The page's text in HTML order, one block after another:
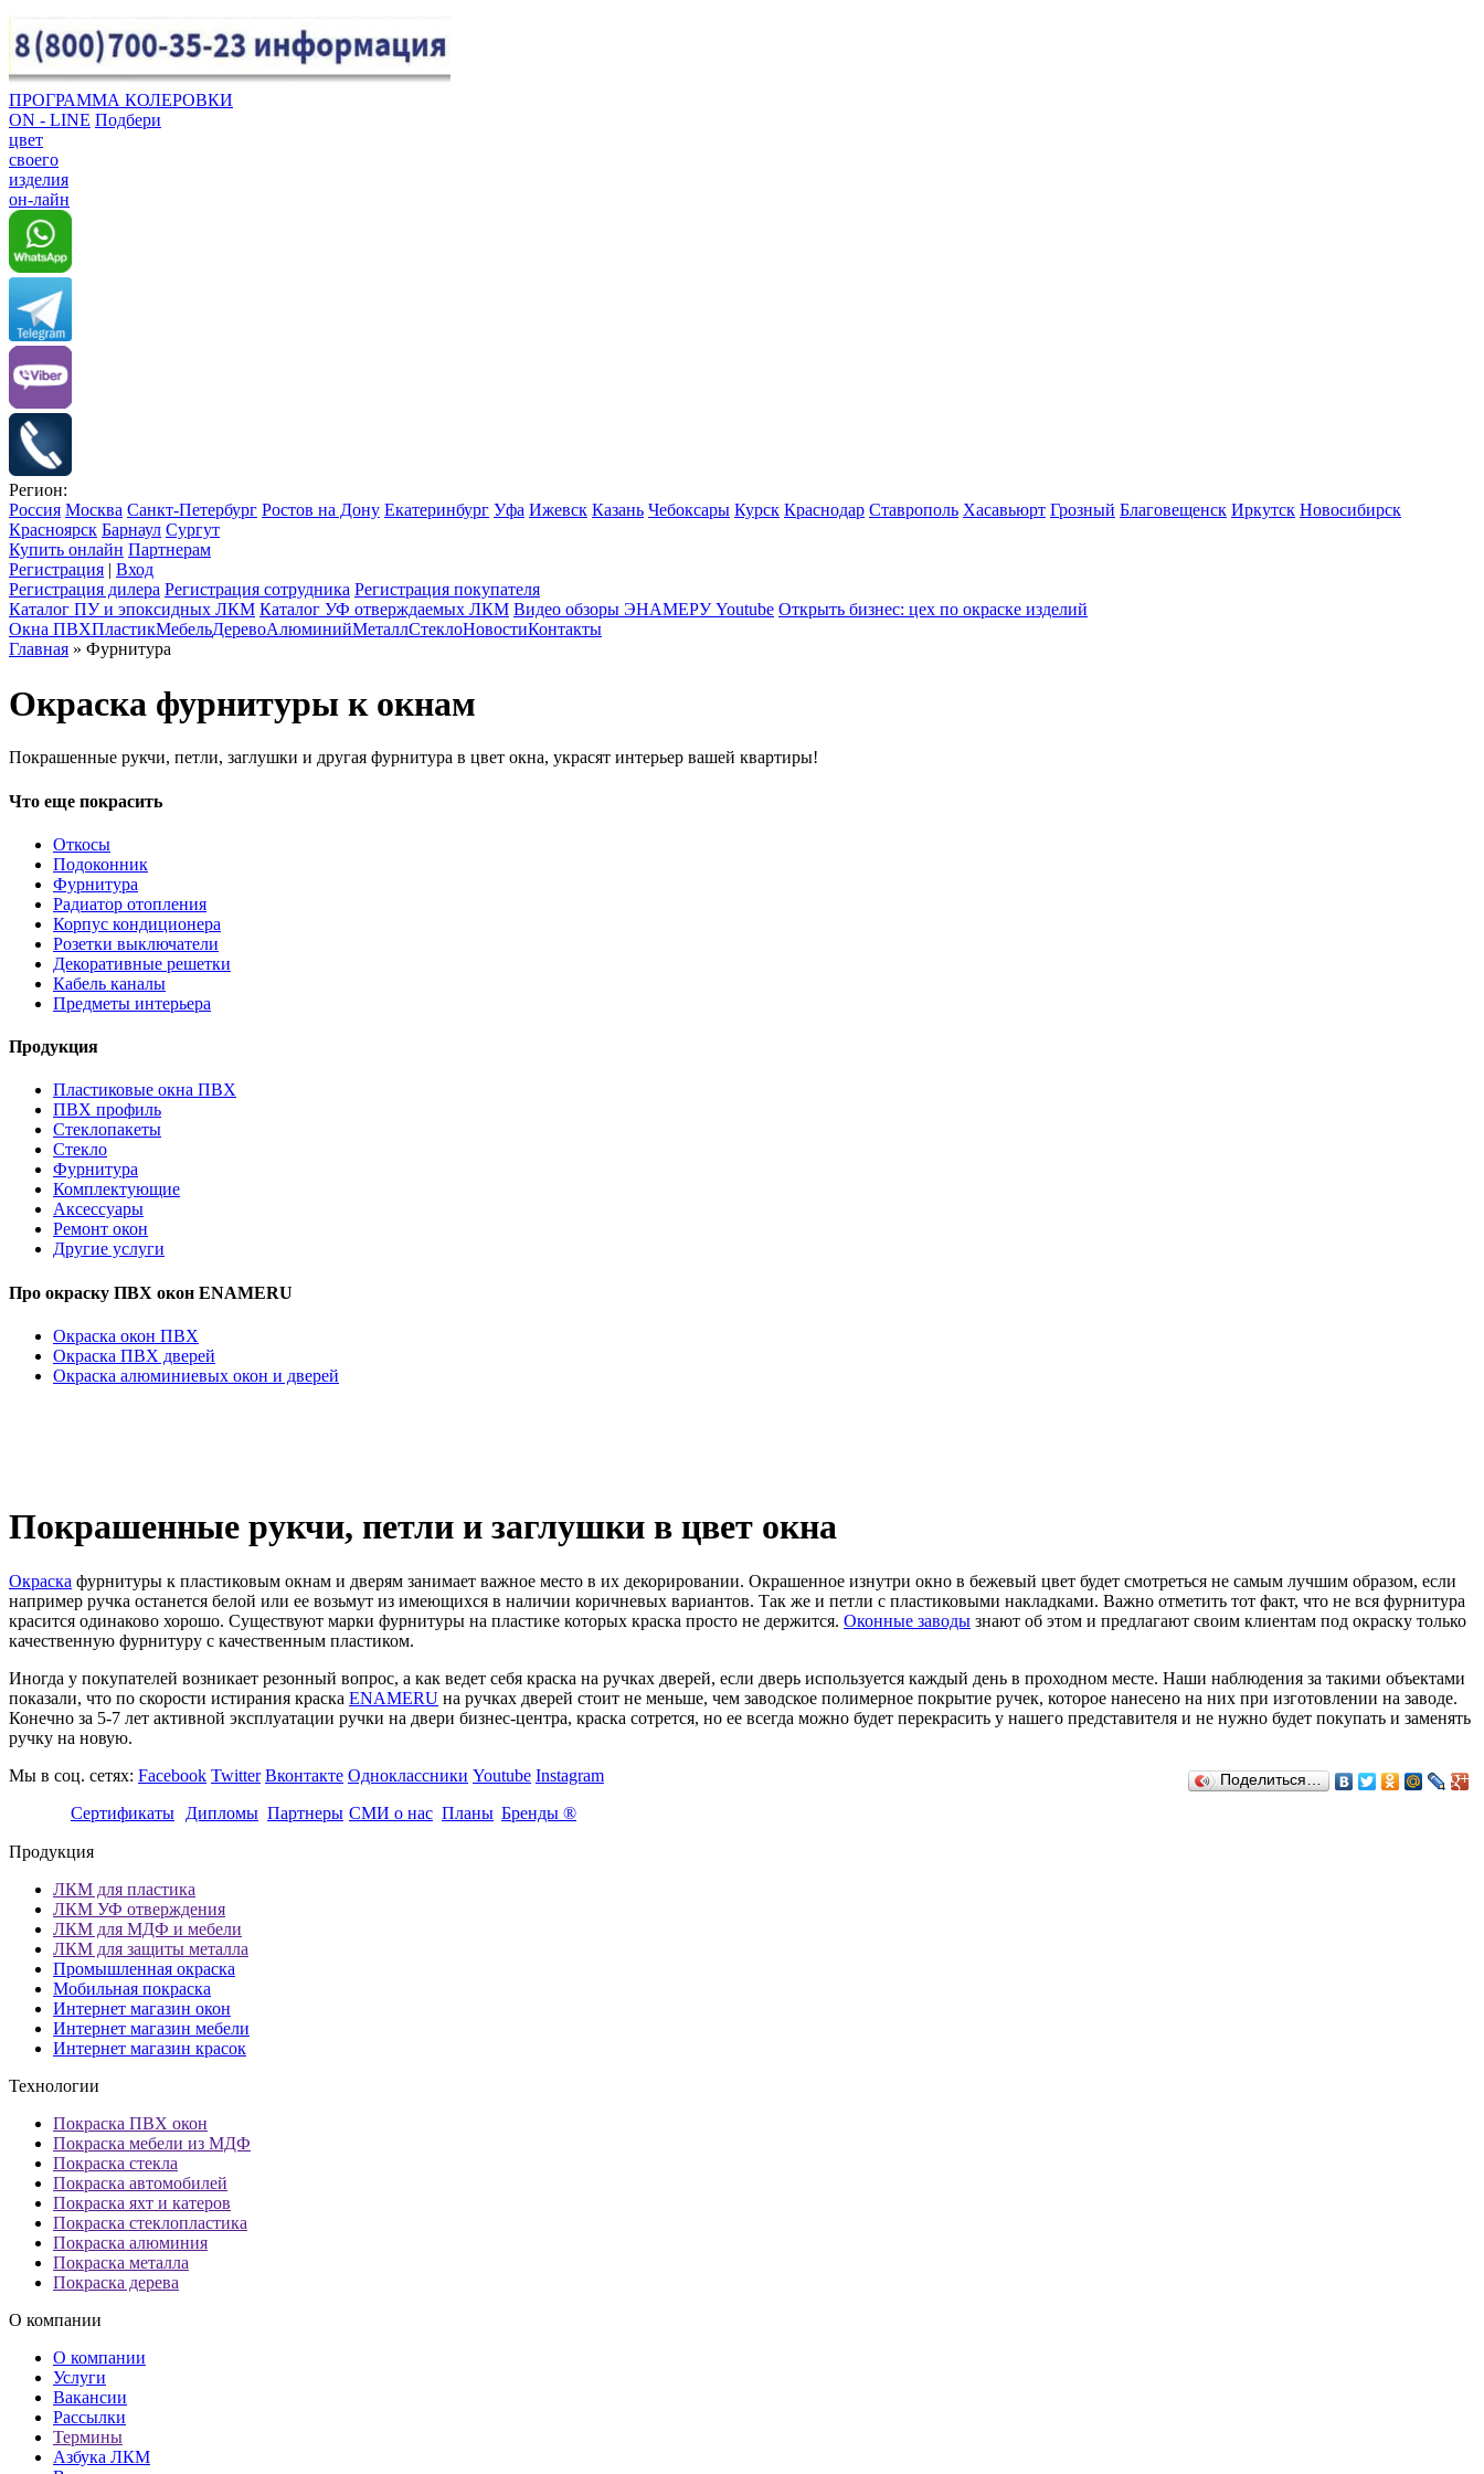
ПРОГРАММА КОЛЕРОВКИ
ON - LINE Подбери
цвет
своего
изделия
он-лайн
Регион:
Россия Москва Санкт-Петербург Ростов на Дону Екатеринбург Уфа Ижевск Казань Чебоксары Курск Краснодар Ставрополь Хасавьюрт Грозный Благовещенск Иркутск Новосибирск
Красноярск Барнаул Сургут
Купить онлайн Партнерам
Регистрация | Вход
Регистрация дилера Регистрация сотрудника Регистрация покупателя
Каталог ПУ и эпоксидных ЛКМ Каталог УФ отверждаемых ЛКМ Видео обзоры ЭНАМЕРУ Youtube Открыть бизнес: цех по окраске изделий
Окна ПВХПластикМебельДеревоАлюминийМеталлСтеклоНовостиКонтакты
Главная » Фурнитура
Окраска фурнитуры к окнам
Покрашенные рукчи, петли, заглушки и другая фурнитура в цвет окна, украсят интерьер вашей квартиры!
Что еще покрасить
Откосы
Подоконник
Фурнитура
Радиатор отопления
Корпус кондиционера
Розетки выключатели
Декоративные решетки
Кабель каналы
Предметы интерьера
Продукция
Пластиковые окна ПВХ
ПВХ профиль
Стеклопакеты
Стекло
Фурнитура
Комплектующие
Аксессуары
Ремонт окон
Другие услуги
Про окраску ПВХ окон ENAMERU
Окраска окон ПВХ
Окраска ПВХ дверей
Окраска алюминиевых окон и дверей
Покрашенные рукчи, петли и заглушки в цвет окна
Окраска фурнитуры к пластиковым окнам и дверям занимает важное место в их декорировании. Окрашенное изнутри окно в бежевый цвет будет смотреться не самым лучшим образом, если
например ручка останется белой или ее возьмут из имеющихся в наличии коричневых вариантов. Так же и петли с пластиковыми накладками. Важно отметить тот факт, что не вся фурнитура
красится одинаково хорошо. Существуют марки фурнитуры на пластике которых краска просто не держится. Оконные заводы знают об этом и предлагают своим клиентам под окраску только
качественную фурнитуру с качественным пластиком.
Иногда у покупателей возникает резонный вопрос, а как ведет себя краска на ручках дверей, если дверь используется каждый день в проходном месте. Наши наблюдения за такими объектами
показали, что по скорости истирания краска ENAMERU на ручках дверей стоит не меньше, чем заводское полимерное покрытие ручек, которое нанесено на них при изготовлении на заводе.
Конечно за 5-7 лет активной эксплуатации ручки на двери бизнес-центра, краска сотрется, но ее всегда можно будет перекрасить у нашего представителя и не нужно будет покупать и заменять
ручку на новую.
Поделиться…
Мы в соц. сетях: Facebook Twitter Вконтакте Одноклассники Youtube Instagram
Сертификаты
Дипломы Партнеры СМИ о нас Планы Бренды ®
Продукция
ЛКМ для пластика
ЛКМ УФ отверждения
ЛКМ для МДФ и мебели
ЛКМ для защиты металла
Промышленная окраска
Мобильная покраска
Интернет магазин окон
Интернет магазин мебели
Интернет магазин красок
Технологии
Покраска ПВХ окон
Покраска мебели из МДФ
Покраска стекла
Покраска автомобилей
Покраска яхт и катеров
Покраска стеклопластика
Покраска алюминия
Покраска металла
Покраска дерева
О компании
О компании
Услуги
Вакансии
Рассылки
Термины
Азбука ЛКМ